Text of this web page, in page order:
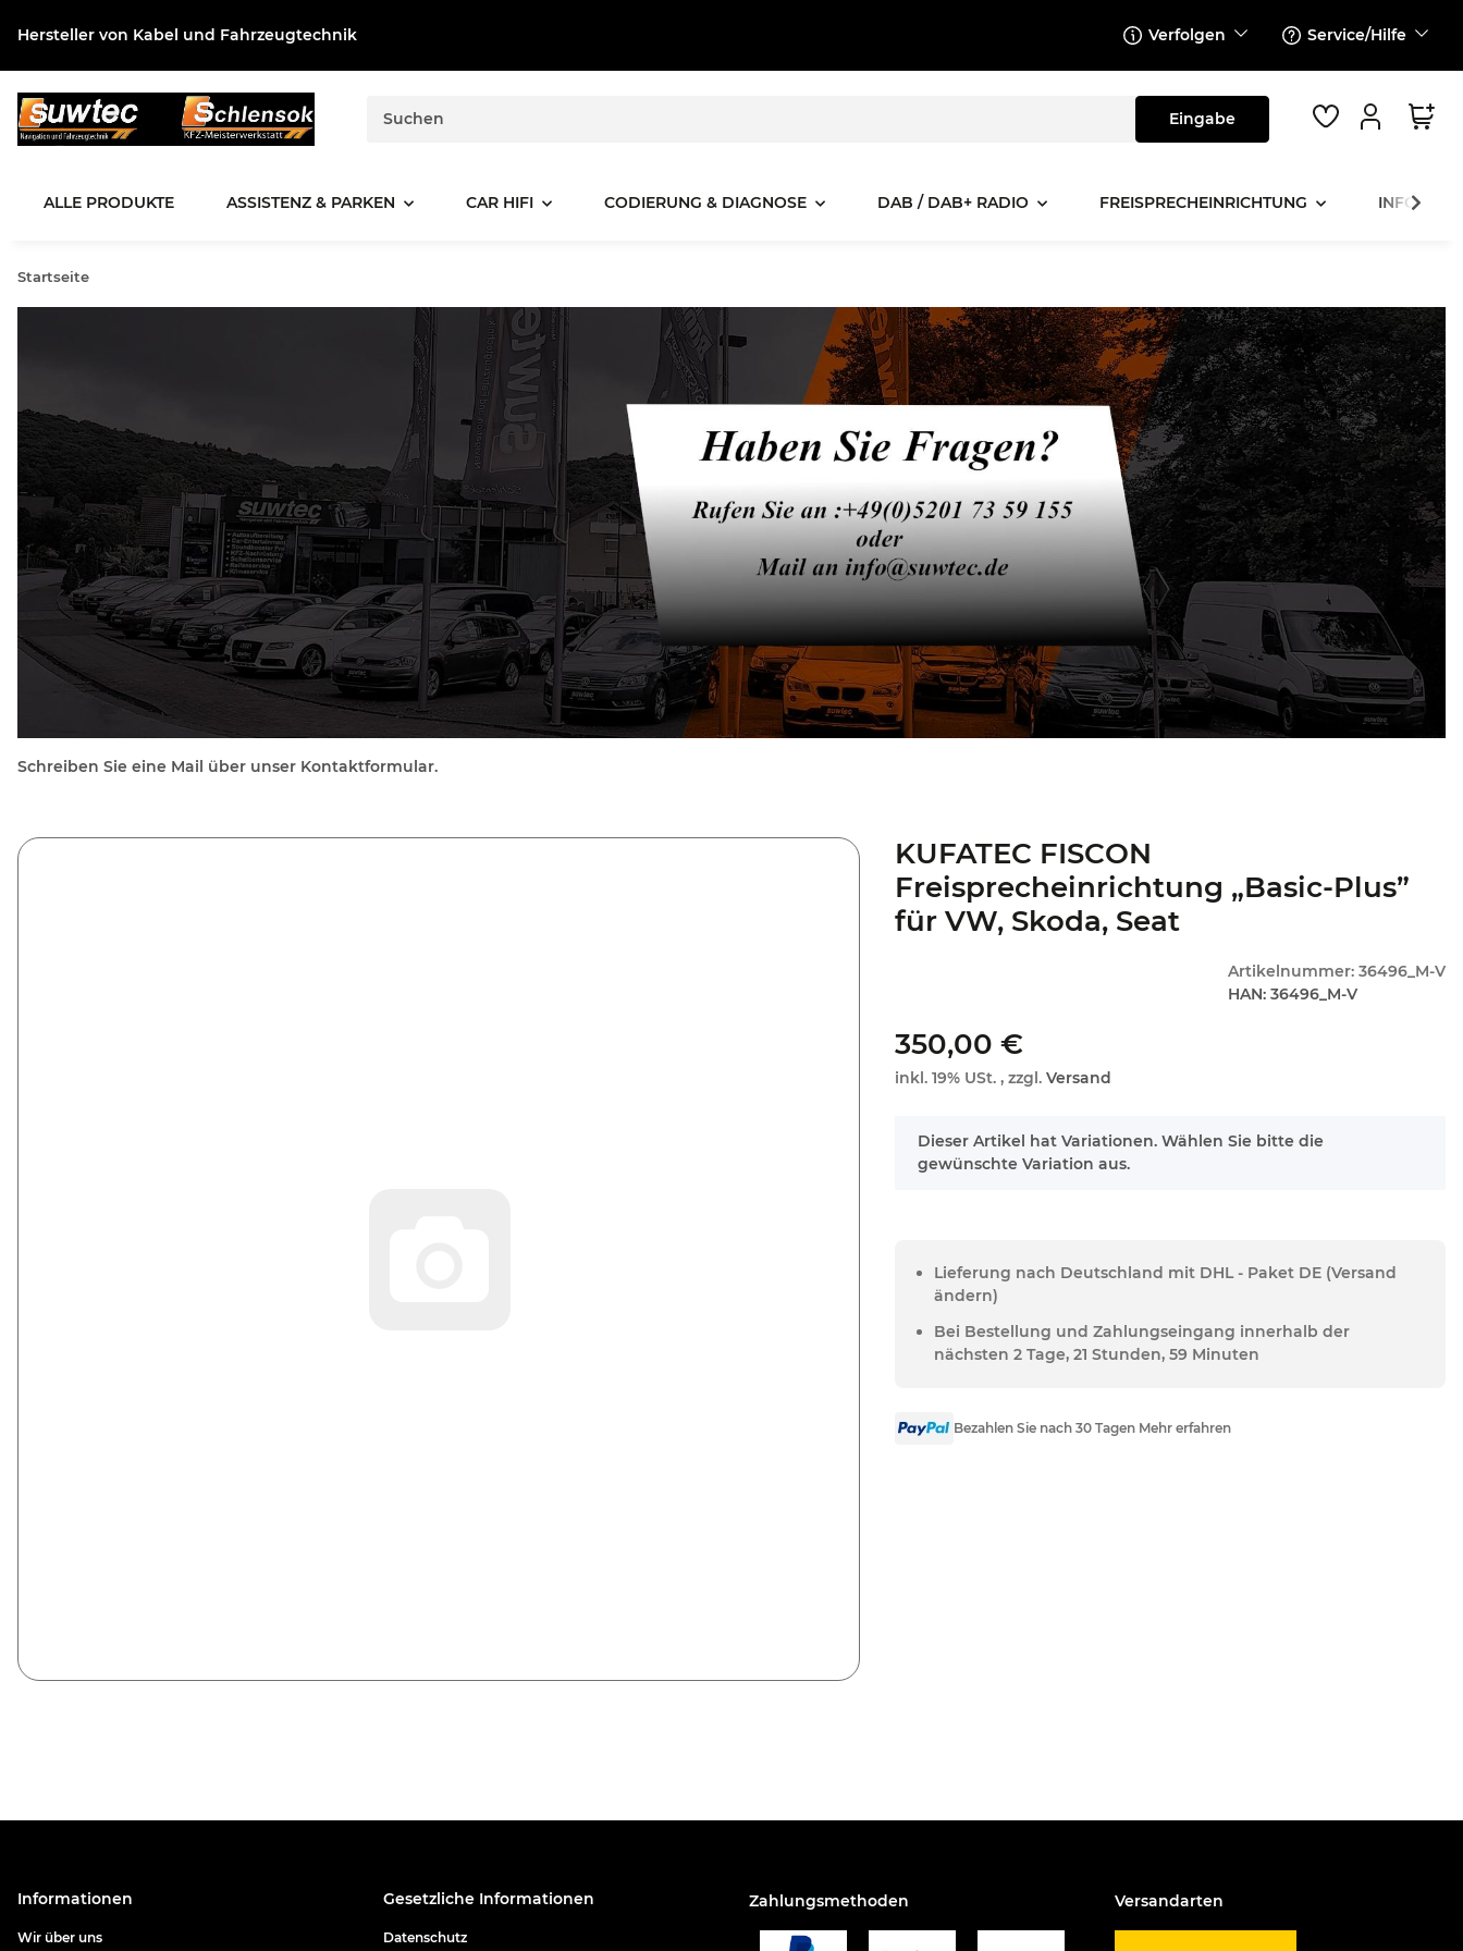
Hersteller von Kabel und Fahrzeugtechnik Verfolgen Service/Hilfe
ALLE PRODUKTE ASSISTENZ & PARKEN CAR HIFI CODIERUNG & DIAGNOSE DAB / DAB+ RADIO FREISPRECHEINRICHTUNG
Startseite
Schreiben Sie eine Mail über unser Kontaktformular.
KUFATEC FISCON
Freisprecheinrichtung „Basic-Plus”
für VW, Skoda, Seat
Artikelnummer: 36496_M-V
HAN: 36496_M-V
350,00 €
inkl. 19% USt. , zzgl.Versand
x
Dieser Artikel hat Variationen. Wählen Sie bitte die
gewünschte Variation aus.
Lieferung nach Deutschland mit DHL - Paket DE (Versand
ändern)
Bei Bestellung und Zahlungseingang innerhalb der
nächsten 2 Tage, 21 Stunden, 59 Minuten
Bezahlen Sie nach 30 Tagen Mehr erfahren
Informationen
Wir über uns
Gesetzliche Informationen
Datenschutz
Zahlungsmethoden Versandarten